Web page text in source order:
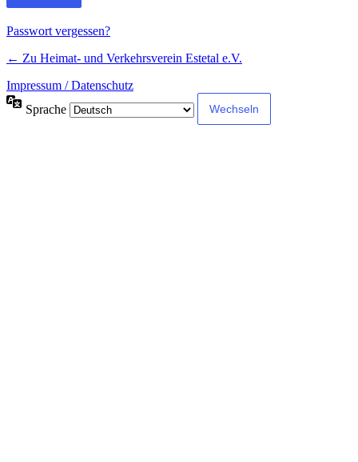
Passwort vergessen?
← Zu Heimat- und Verkehrsverein Estetal e.V.
Impressum / Datenschutz
Sprache